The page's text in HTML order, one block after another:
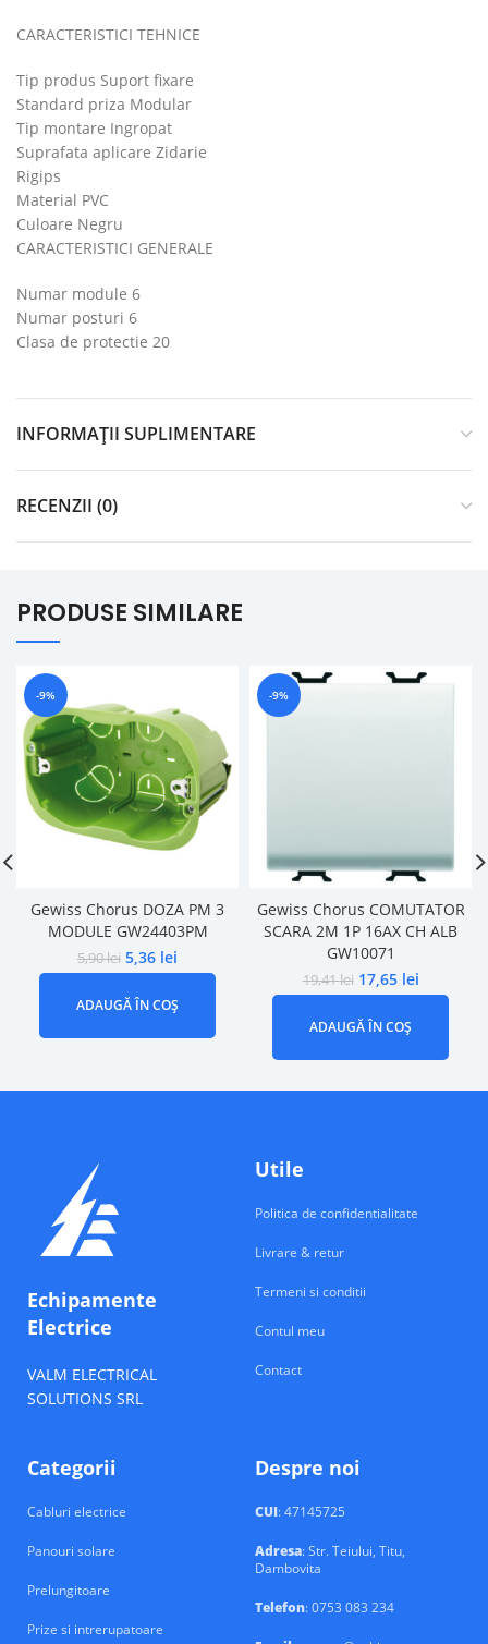
CARACTERISTICI TEHNICE
Tip produs Suport fixare
Standard priza Modular
Tip montare Ingropat
Suprafata aplicare Zidarie
Rigips
Material PVC
Culoare Negru
CARACTERISTICI GENERALE
Numar module 6
Numar posturi 6
Clasa de protectie 20
INFORMAȚII SUPLIMENTARE
RECENZII (0)
PRODUSE SIMILARE
-9%
Gewiss Chorus DOZA PM 3
MODULE GW24403PM
5,90lei 5,36 lei
ADAUGĂ ÎN COȘ
-9%
Gewiss Chorus COMUTATOR
SCARA 2M 1P 16AX CH ALB
GW10071
19,41lei 17,65 lei
ADAUGĂ ÎN COȘ
Echipamente
Electrice
VALM ELECTRICAL
SOLUTIONS SRL
Utile
Politica de confidentialitate
Livrare & retur
Termeni si conditii
Contul meu
Contact
Categorii
Cabluri electrice
Panouri solare
Prelungitoare
Prize si intrerupatoare
Despre noi
CUI: 47145725
Adresa: Str. Teiului, Titu,
Dambovita
Telefon: 0753 083 234